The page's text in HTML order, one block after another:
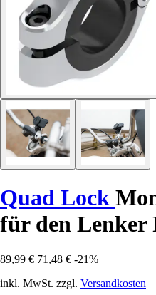
Quad Lock
für den Lenker
89,99 € 71,48 € -21%
inkl. MwSt. zzgl. Versandkosten